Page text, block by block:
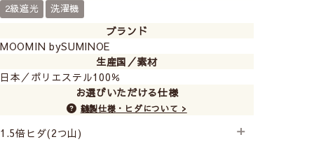
2級遮光 洗濯機
ブランド
MOOMIN bySUMINOE
生産国／素材
日本／ポリエステル100％
お選びいただける仕様
縫製仕様・ヒダについて >
1.5倍ヒダ(2つ山)